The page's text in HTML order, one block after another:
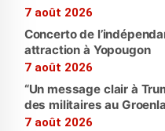
7 août 2026
Concerto de
attraction à Yopougon
7 août 2026
“Un message clair à
des militaires au
7 août 2026